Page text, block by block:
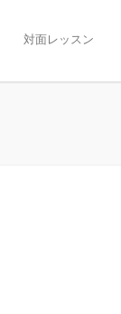
対面レッスン